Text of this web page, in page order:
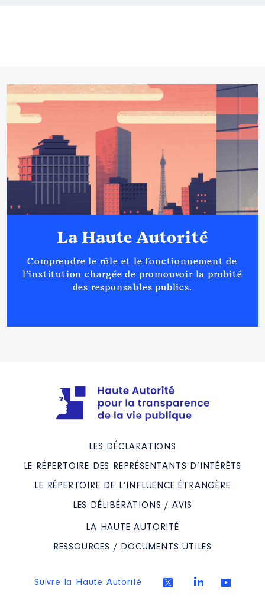
La Haute Autorité
Comprendre le rôle et le fonctionnement de
l’institution chargée de promouvoir la probité
des responsables publics.
LES DÉCLARATIONS
LE RÉPERTOIRE DES REPRÉSENTANTS D’INTÉRÊTS
LE RÉPERTOIRE DE L’INFLUENCE ÉTRANGÈRE
LES DÉLIBÉRATIONS / AVIS
LA HAUTE AUTORITÉ
RESSOURCES / DOCUMENTS UTILES
Suivre la Haute Autorité